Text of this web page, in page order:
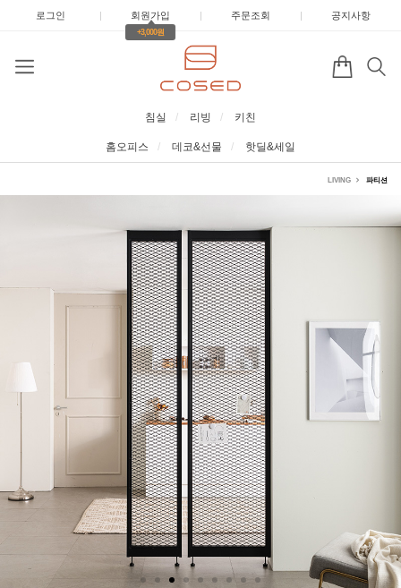
로그인 | 회원가입 |
+3,000원
주문조회 | 공지사항
침실 리빙 키친
홈오피스 데코&선물 핫딜&세일
LIVING 파티션